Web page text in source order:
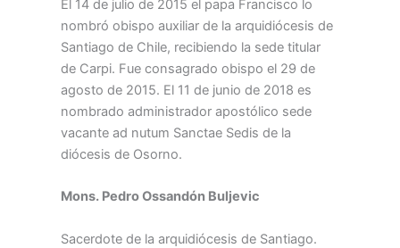
El 14 de julio de 2015 el papa Francisco lo
nombró obispo auxiliar de la arquidiócesis de
Santiago de Chile, recibiendo la sede titular
de Carpi. Fue consagrado obispo el 29 de
agosto de 2015. El 11 de junio de 2018 es
nombrado administrador apostólico sede
vacante ad nutum Sanctae Sedis de la
diócesis de Osorno.
Mons. Pedro Ossandón Buljevic
Sacerdote de la arquidiócesis de Santiago.